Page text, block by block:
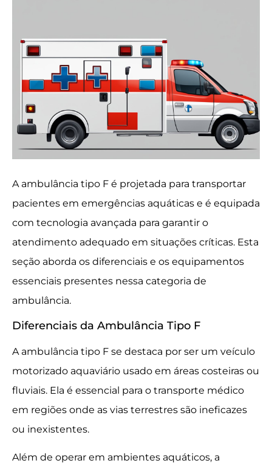
A ambulância tipo F é projetada para transportar
pacientes em emergências aquáticas e é equipada
com tecnologia avançada para garantir o
atendimento adequado em situações críticas. Esta
seção aborda os diferenciais e os equipamentos
essenciais presentes nessa categoria de
ambulância.
Diferenciais da Ambulância Tipo F
A ambulância tipo F se destaca por ser um veículo
motorizado aquaviário usado em áreas costeiras ou
fluviais. Ela é essencial para o transporte médico
em regiões onde as vias terrestres são ineficazes
ou inexistentes.
Além de operar em ambientes aquáticos, a